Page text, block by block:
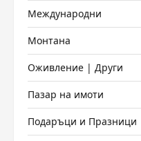
Международни
Монтана
Оживление | Други
Пазар на имоти
Подаръци и Празници